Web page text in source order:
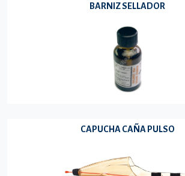
BARNIZ SELLADOR
CAPUCHA CAÑA PULSO